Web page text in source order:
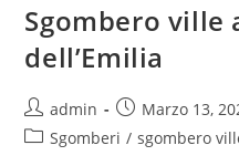
Sgombero ville
dell’Emilia
admin
Marzo 13,
Sgomberi / sgombero